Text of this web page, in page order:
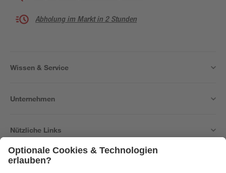
Abholung im Markt in 2 Stunden
Wissen & Service
Unternehmen
Nützliche Links